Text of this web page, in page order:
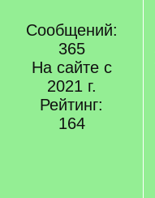
Сообщений:
365
На сайте с
2021 г.
Рейтинг:
164